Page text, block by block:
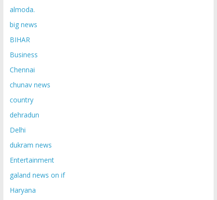
almoda.
big news
BIHAR
Business
Chennai
chunav news
country
dehradun
Delhi
dukram news
Entertainment
galand news on if
Haryana